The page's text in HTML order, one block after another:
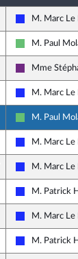
Les
M. Marc Le
Libertés et
M. Paul
La
Mme
Les
M. Marc Le
Libertés et
M. Paul
Les
M. Marc Le
Les
M. Marc Le
Les
M. Patrick
Les
M. Marc Le
Les
M. Patrick